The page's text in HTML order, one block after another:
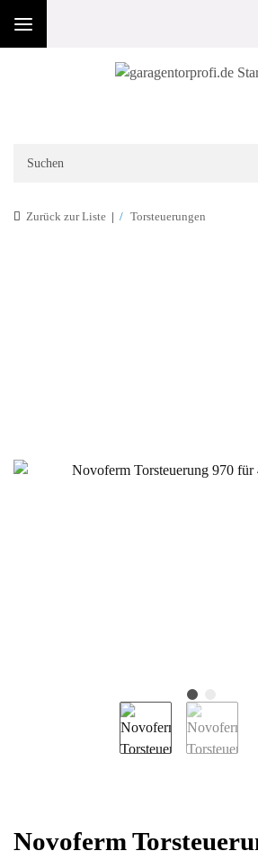
Zurück zur Liste Torsteuerungen
Novoferm